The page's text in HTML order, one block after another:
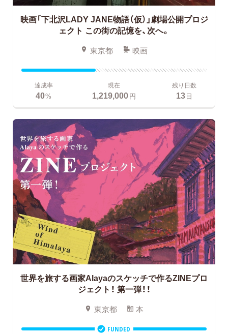
映画「下北沢LADY JANE物語（仮）」劇場公開プロジ
ェクト この街の記憶を、次へ。
東京都 映画
達成率
40%
現在
1,219,000円
残り日数
13日
世界を旅する画家Alayaのスケッチで作るZINEプロ
ジェクト！ 第一弾！！
東京都 本
FUNDED